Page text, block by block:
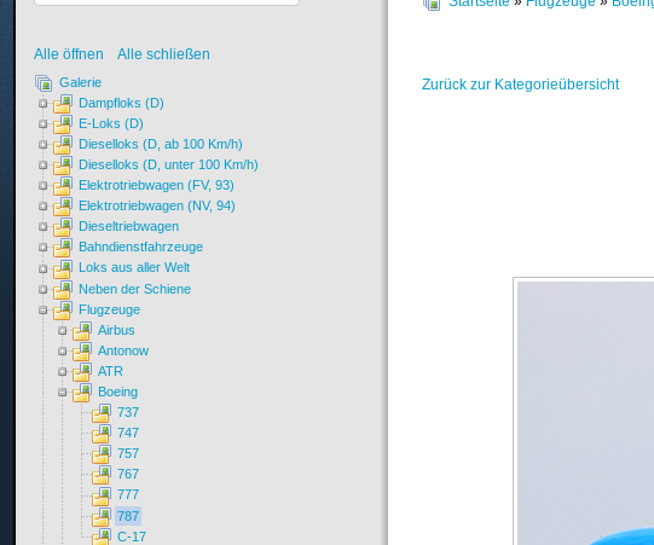
Zurück zur Kategorieübersicht
Alle öffnen Alle schließen
Galerie
Dampfloks (D)
E-Loks (D)
Dieselloks (D, ab 100 Km/h)
Dieselloks (D, unter 100 Km/h)
Elektrotriebwagen (FV, 93)
Elektrotriebwagen (NV, 94)
Dieseltriebwagen
Bahndienstfahrzeuge
Loks aus aller Welt
Neben der Schiene
Flugzeuge
Airbus
Antonow
ATR
Boeing
737
747
757
767
777
787
C-17